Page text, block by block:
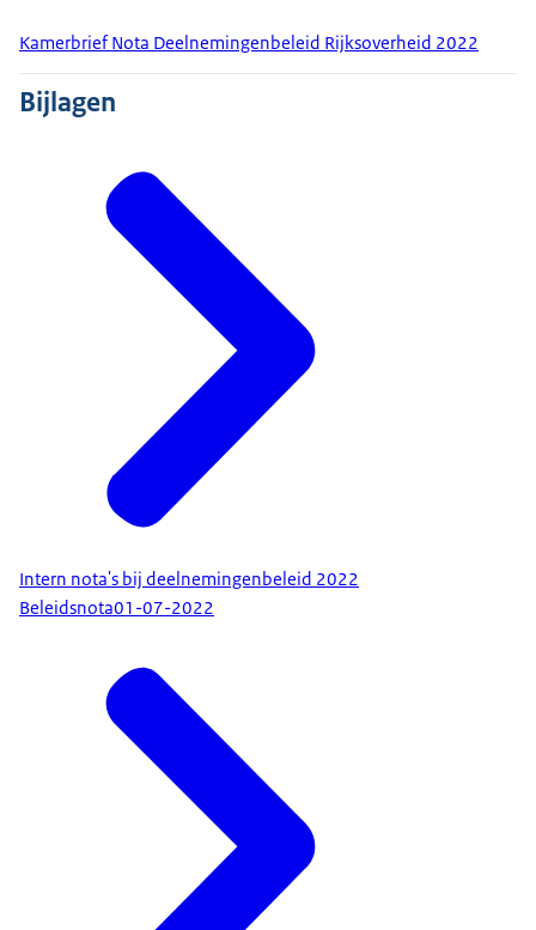
Kamerbrief Nota Deelnemingenbeleid Rijksoverheid 2022
Bijlagen
Intern nota's bij deelnemingenbeleid 2022
Beleidsnota01-07-2022